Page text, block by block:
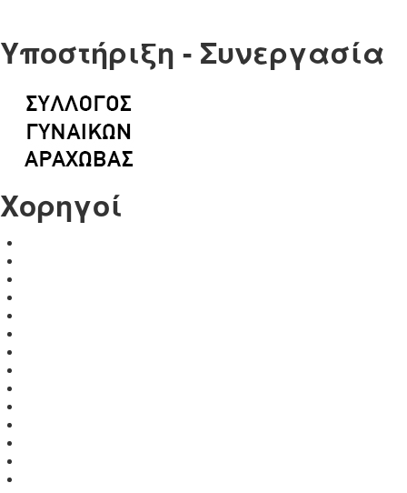
Υποστήριξη - Συνεργασία
Χορηγοί